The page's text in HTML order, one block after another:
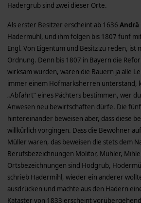
Hadergrub sind zwei dieser Orte.
Als erster Besitzer erscheint ab 1636 Andrä
Hadermühl, und ihm folgen bis 1807 fünf
Engl. Von Eigentum und Besitz zu reden, ist
Ordnung. Denn bis 1807 in Bayern die
wirksam wurden, waren die Bauern ja alle
immer einem Hofmarksherren unterstand,
„Abfahrt” eines Pächters bestimmen, wer
Anwesen neu bewirtschaften dürfe. Die
hintereinander beweisen aber, dass diese
willkürlich vorgingen. Dass die Bewohner
Müller waren, das beweisen die stets dem
Berufsbezeichnungen Molitor, Mühler,
Ortsbezeichnungen sind Hodgrub,
schrieb Hadermihl, wieder ein anderer
ausdrücken und machte aus den Hadern
Kataster von 1833 erscheint